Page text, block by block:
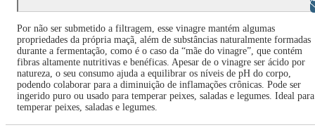
Por não ser submetido a filtragem, esse vinagre mantém algumas
propriedades da própria maçã, além de substâncias naturalmente formadas
durante a fermentação, como é o caso da “mãe do vinagre”, que contém
fibras altamente nutritivas e benéficas. Apesar de o vinagre ser ácido por
natureza, o seu consumo ajuda a equilibrar os níveis de pH do corpo,
podendo colaborar para a diminuição de inflamações crônicas. Pode ser
ingerido puro ou usado para temperar peixes, saladas e legumes. Ideal para
temperar peixes, saladas e legumes.